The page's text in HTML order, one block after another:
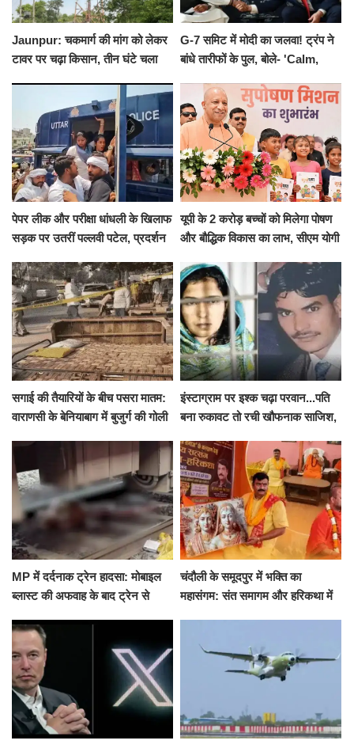
Jaunpur: चकमार्ग की मांग को लेकर
टावर पर चढ़ा किसान, तीन घंटे चला
G-7 समिट में मोदी का जलवा! ट्रंप ने
बांधे तारीफों के पुल, बोले- 'Calm,
पेपर लीक और परीक्षा धांधली के खिलाफ
सड़क पर उतरीं पल्लवी पटेल, प्रदर्शन
यूपी के 2 करोड़ बच्चों को मिलेगा पोषण
और बौद्धिक विकास का लाभ, सीएम योगी
सगाई की तैयारियों के बीच पसरा मातम:
वाराणसी के बेनियाबाग में बुजुर्ग की गोली
इंस्टाग्राम पर इश्क चढ़ा परवान...पति
बना रुकावट तो रची खौफनाक साजिश,
के घाट
MP में दर्दनाक ट्रेन हादसा: मोबाइल
ब्लास्ट की अफवाह के बाद ट्रेन से
रौंदा, 4 की मौत
चंदौली के समूदपुर में भक्ति का
महासंगम: संत समागम और हरिकथा में